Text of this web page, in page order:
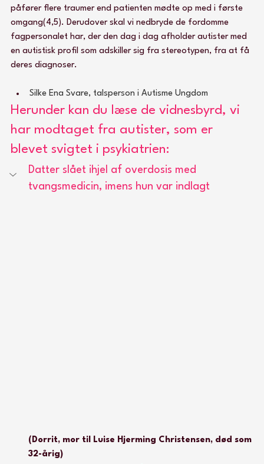
påfører flere traumer end patienten mødte op med i første
omgang(4,5). Derudover skal vi nedbryde de fordomme
fagpersonalet har, der den dag i dag afholder autister med
en autistisk profil som adskiller sig fra stereotypen, fra at få
deres diagnoser.
Silke Ena Svare, talsperson i Autisme Ungdom
Herunder kan du læse de vidnesbyrd, vi
har modtaget fra autister, som er
blevet svigtet i psykiatrien:
Datter slået ihjel af overdosis med
tvangsmedicin, imens hun var indlagt
(Dorrit, mor til Luise Hjerming Christensen, død som
32-årig)